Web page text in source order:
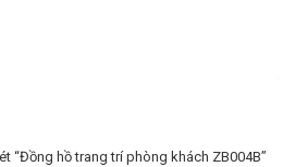
“Đồng hồ trang trí phòng khách ZB004B”